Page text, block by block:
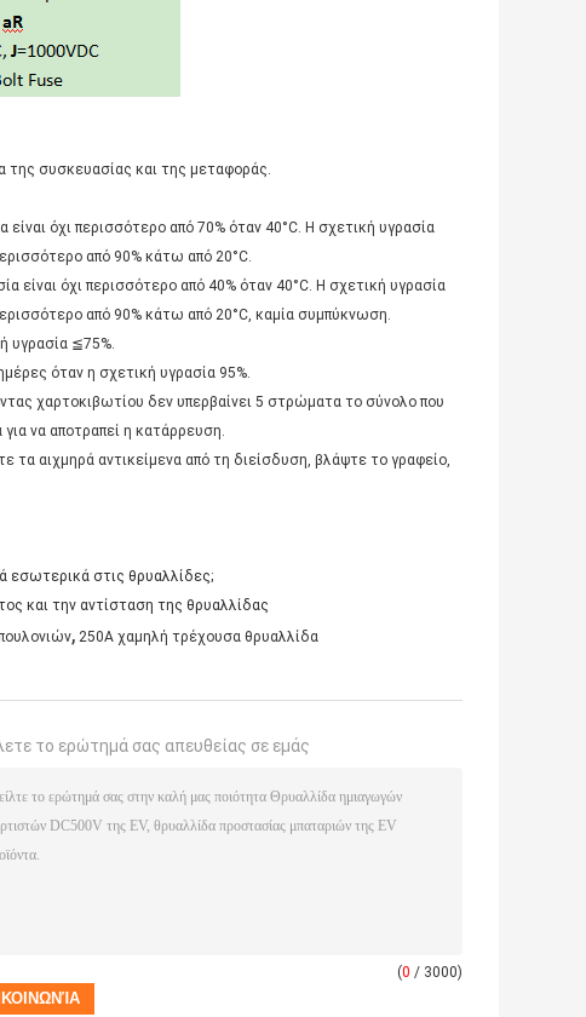
της συσκευασίας και της μεταφοράς.
όχι περισσότερο από 70% όταν 40°C. Η σχετική υγρασία
από 90% κάτω από 20°C.
είναι όχι περισσότερο από 40% όταν 40°C. Η σχετική υγρασία
από 90% κάτω από 20°C, καμία συμπύκνωση.
υγρασία ≦75%.
όταν η σχετική υγρασία 95%.
χαρτοκιβωτίου δεν υπερβαίνει 5 στρώματα το σύνολο που
να αποτραπεί η κατάρρευση.
τα αιχμηρά αντικείμενα από τη διείσδυση, βλάψτε το γραφείο,
εσωτερικά στις θρυαλλίδες;
και την αντίσταση της θρυαλλίδας
, 250A χαμηλή τρέχουσα θρυαλλίδα
το ερώτημά σας απευθείας σε εμάς
(0 / 3000)